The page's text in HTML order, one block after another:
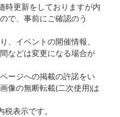
時更新をしておりますが内
で、事前にご確認のう
イベントの開催情報、
などは変更になる場合が
ージへの掲載の許諾をい
像の無断転載(二次使用)は
表示です。